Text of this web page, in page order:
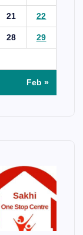
21 22
28 29
Feb »